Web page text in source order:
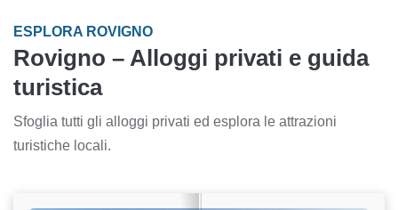
ESPLORA ROVIGNO
Rovigno – Alloggi privati e guida
turistica
Sfoglia tutti gli alloggi privati ed esplora le attrazioni
turistiche locali.